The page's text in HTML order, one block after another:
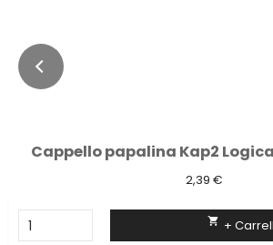
Cappello papalina Kap2
2,39 €
 +